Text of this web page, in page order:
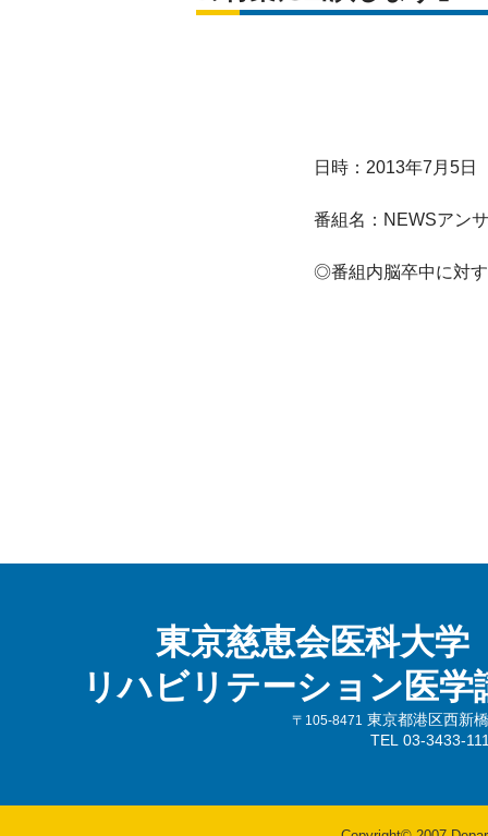
日時：2013年7月5日
番組名：NEWSアン
◎番組内脳卒中に対
東京慈恵会医科大学
リハビリテーション医学
〒105-8471
東京都港区西新
TEL 03-3433-